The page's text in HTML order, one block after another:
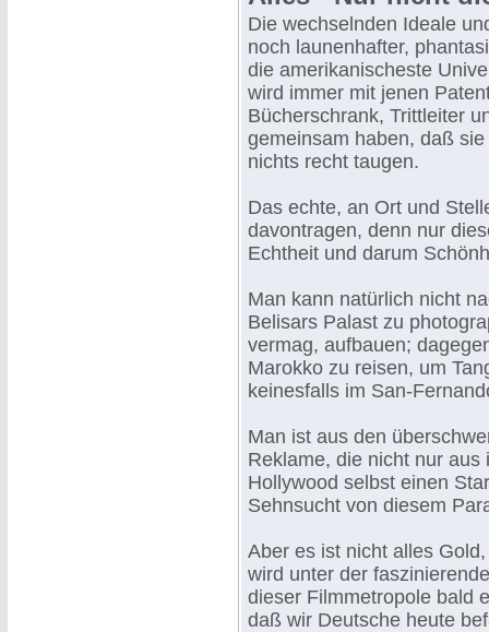
Die wechselnden Ideale
noch launenhafter,
die amerikanischeste
wird immer mit jenen
Bücherschrank, Trittleiter
gemeinsam haben, daß
nichts recht taugen.
Das echte, an Ort und
davontragen, denn nur
Echtheit und darum
Man kann natürlich nicht
Belisars Palast zu
vermag, aufbauen;
Marokko zu reisen, um
keinesfalls im San-
Man ist aus den
Reklame, die nicht nur
Hollywood selbst einen
Sehnsucht von diesem
Aber es ist nicht alles
wird unter der
dieser Filmmetropole bald
daß wir Deutsche heute